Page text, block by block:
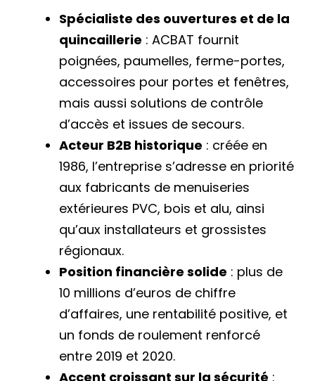
Spécialiste des ouvertures et de la
quincaillerie : ACBAT fournit
poignées, paumelles, ferme-portes,
accessoires pour portes et fenêtres,
mais aussi solutions de contrôle
d’accès et issues de secours.
Acteur B2B historique : créée en
1986, l’entreprise s’adresse en priorité
aux fabricants de menuiseries
extérieures PVC, bois et alu, ainsi
qu’aux installateurs et grossistes
régionaux.
Position financière solide : plus de
10 millions d’euros de chiffre
d’affaires, une rentabilité positive, et
un fonds de roulement renforcé
entre 2019 et 2020.
Accent croissant sur la sécurité :